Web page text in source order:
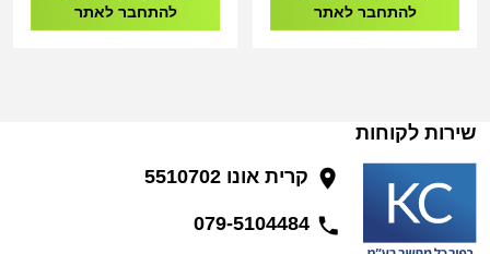
להתחבר לאתר
להתחבר לאתר
שירות לקוחות
קרית אונו 5510702